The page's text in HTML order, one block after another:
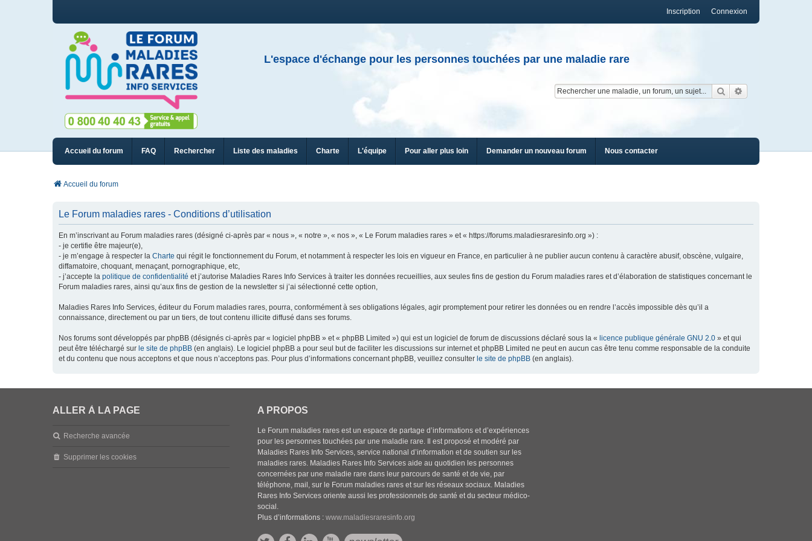
Connexion
Inscription
L'espace d'échange pour les personnes touchées par une maladie rare
Rechercher
Accueil du forum FAQ Rechercher Liste des maladies Charte L'équipe Pour aller plus loin Demander un nouveau forum Nous contacter
Accueil du forum
Le Forum maladies rares - Conditions d’utilisation
En m’inscrivant au Forum maladies rares (désigné ci-après par « nous », « notre », « nos », « Le Forum maladies rares » et « https://forums.maladiesraresinfo.org ») :
- je certifie être majeur(e),
- je m’engage à respecter la Charte qui régit le fonctionnement du Forum, et notamment à respecter les lois en vigueur en France, en particulier à ne publier aucun contenu à caractère abusif, obscène, vulgaire,
diffamatoire, choquant, menaçant, pornographique, etc,
- j’accepte la politique de confidentialité et j’autorise Maladies Rares Info Services à traiter les données recueillies, aux seules fins de gestion du Forum maladies rares et d’élaboration de statistiques concernant le
Forum maladies rares, ainsi qu’aux fins de gestion de la newsletter si j’ai sélectionné cette option,
Maladies Rares Info Services, éditeur du Forum maladies rares, pourra, conformément à ses obligations légales, agir promptement pour retirer les données ou en rendre l’accès impossible dès qu’il a
connaissance, directement ou par un tiers, de tout contenu illicite diffusé dans ses forums.
Nos forums sont développés par phpBB (désignés ci-après par « logiciel phpBB » et « phpBB Limited ») qui est un logiciel de forum de discussions déclaré sous la « licence publique générale GNU 2.0 » et qui
peut être téléchargé sur le site de phpBB (en anglais). Le logiciel phpBB a pour seul but de faciliter les discussions sur internet et phpBB Limited ne peut en aucun cas être tenu comme responsable de la conduite
et du contenu que nous acceptons et que nous n’acceptons pas. Pour plus d’informations concernant phpBB, veuillez consulter le site de phpBB (en anglais).
ALLER À LA PAGE
Recherche avancée
Supprimer les cookies
A PROPOS
Le Forum maladies rares est un espace de partage d’informations et d’expériences
pour les personnes touchées par une maladie rare. Il est proposé et modéré par
Maladies Rares Info Services, service national d’information et de soutien sur les
maladies rares. Maladies Rares Info Services aide au quotidien les personnes
concernées par une maladie rare dans leur parcours de santé et de vie, par
téléphone, mail, sur le Forum maladies rares et sur les réseaux sociaux. Maladies
Rares Info Services oriente aussi les professionnels de santé et du secteur médico-
social.
Plus d’informations :www.maladiesraresinfo.org